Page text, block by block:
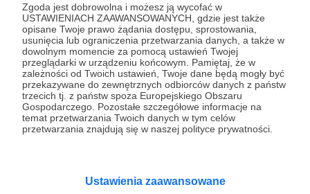
Zgoda jest dobrowolna i możesz ją wycofać w
USTAWIENIACH ZAAWANSOWANYCH, gdzie jest także
opisane Twoje prawo żądania dostępu, sprostowania,
usunięcia lub ograniczenia przetwarzania danych, a także w
dowolnym momencie za pomocą ustawień Twojej
przeglądarki w urządzeniu końcowym. Pamiętaj, że w
zależności od Twoich ustawień, Twoje dane będą mogły być
przekazywane do zewnętrznych odbiorców danych z państw
trzecich tj. z państw spoza Europejskiego Obszaru
Gospodarczego. Pozostałe szczegółowe informacje na
temat przetwarzania Twoich danych w tym celów
przetwarzania znajdują się w naszej polityce prywatności.
Ustawienia zaawansowane
* Wyrażam zgodę na przetwarzanie moich danych
osobowych podanych w formularzu rejestracyjnym w celu
prawidłowego świadczenia usług serwisu Patronite.
Wyrażam zgodę na otrzymywanie drogą elektroniczną
informacji handlowych - newslettera. Opcja ta może zostać
zmieniona w ustawieniach konta.